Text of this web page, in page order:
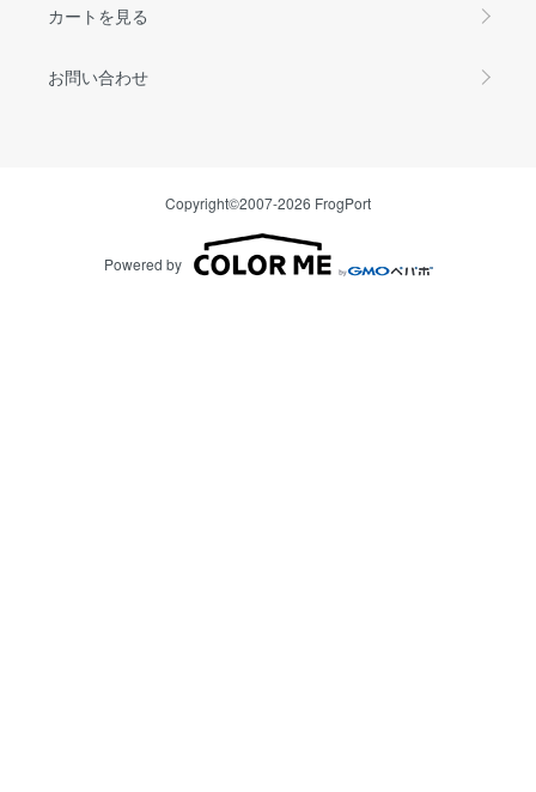
カートを見る
お問い合わせ
Copyright©2007-2026 FrogPort
Powered by